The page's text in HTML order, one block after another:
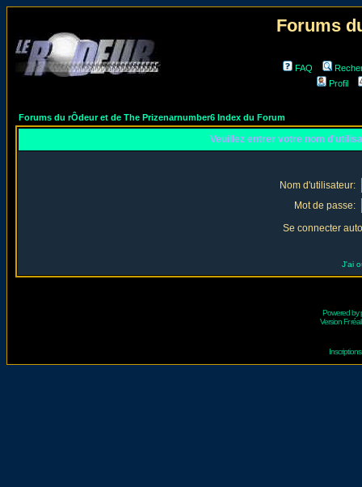
Forums
FAQ
Profil
Forums du rÔdeur et de The Prizenarnumber6 Index du Forum
Veuillez entrer votre nom
Nom d'utilisateur:
Mot de passe:
Se connecter
J'ai
Powered by
Version Fr